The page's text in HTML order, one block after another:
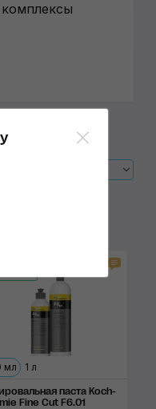
мл 1 л
паста Koch-
Fine Cut F6.01